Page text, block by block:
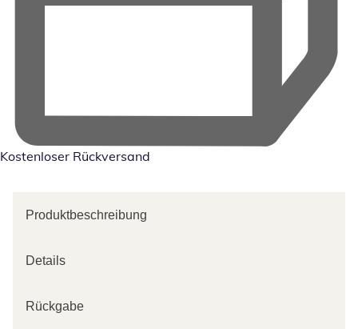
Kostenloser Rückversand
Produktbeschreibung
Details
Rückgabe